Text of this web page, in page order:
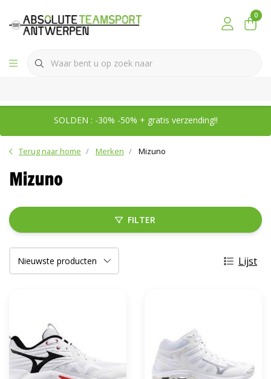
0
SOLDEN : -30% -50% + gratis verzending!!
Terug naar home Merken Mizuno
Mizuno
FILTER
Lijst